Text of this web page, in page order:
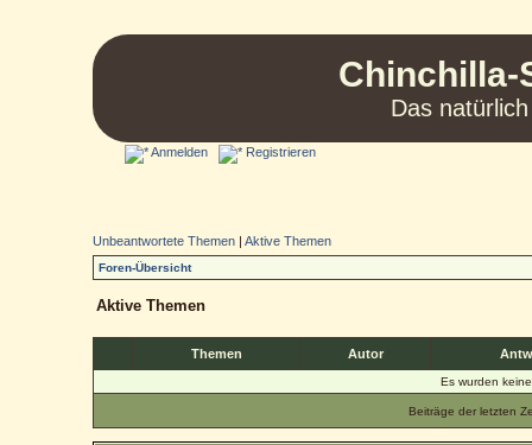
Chinchilla-
Das
Anmelden Registrieren
Unbeantwortete Themen |Aktive Themen
Foren-Übersicht
Aktive Themen
Themen Autor
Es wurden
Beiträge der letzten